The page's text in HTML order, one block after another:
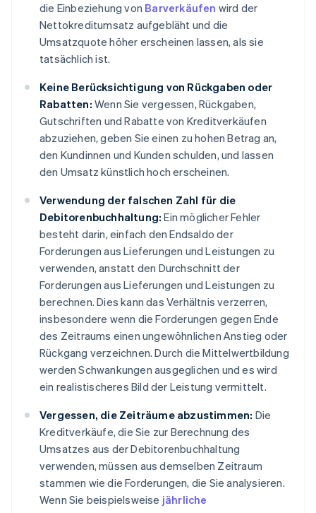
die Einbeziehung von Barverkäufen wird der
Nettokreditumsatz aufgebläht und die
Umsatzquote höher erscheinen lassen, als sie
tatsächlich ist.
Keine Berücksichtigung von Rückgaben oder
Rabatten: Wenn Sie vergessen, Rückgaben,
Gutschriften und Rabatte von Kreditverkäufen
abzuziehen, geben Sie einen zu hohen Betrag an,
den Kundinnen und Kunden schulden, und lassen
den Umsatz künstlich hoch erscheinen.
Verwendung der falschen Zahl für die
Debitorenbuchhaltung: Ein möglicher Fehler
besteht darin, einfach den Endsaldo der
Forderungen aus Lieferungen und Leistungen zu
verwenden, anstatt den Durchschnitt der
Forderungen aus Lieferungen und Leistungen zu
berechnen. Dies kann das Verhältnis verzerren,
insbesondere wenn die Forderungen gegen Ende
des Zeitraums einen ungewöhnlichen Anstieg oder
Rückgang verzeichnen. Durch die Mittelwertbildung
werden Schwankungen ausgeglichen und es wird
ein realistischeres Bild der Leistung vermittelt.
Vergessen, die Zeiträume abzustimmen: Die
Kreditverkäufe, die Sie zur Berechnung des
Umsatzes aus der Debitorenbuchhaltung
verwenden, müssen aus demselben Zeitraum
stammen wie die Forderungen, die Sie analysieren.
Wenn Sie beispielsweise jährliche